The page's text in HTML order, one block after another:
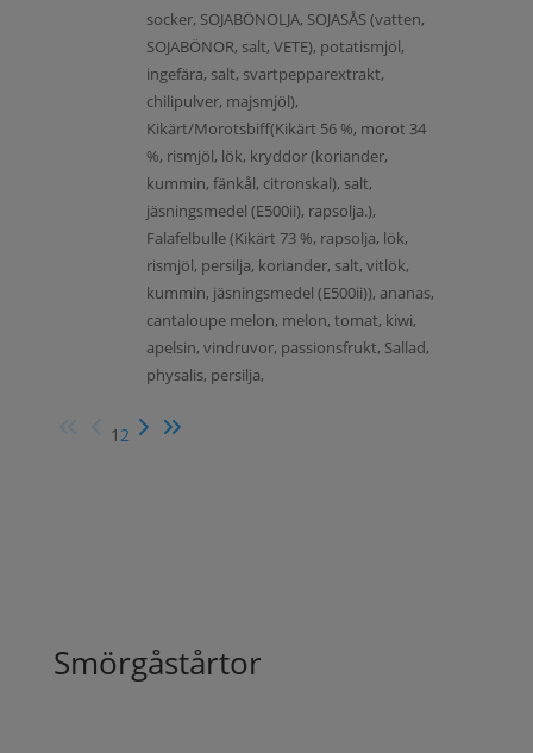
socker, SOJABÖNOLJA, SOJASÅS (vatten,
SOJABÖNOR, salt, VETE), potatismjöl,
ingefära, salt, svartpepparextrakt,
chilipulver, majsmjöl),
Kikärt/Morotsbiff(Kikärt 56 %, morot 34
%, rismjöl, lök, kryddor (koriander,
kummin, fänkål, citronskal), salt,
jäsningsmedel (E500ii), rapsolja.),
Falafelbulle (Kikärt 73 %, rapsolja, lök,
rismjöl, persilja, koriander, salt, vitlök,
kummin, jäsningsmedel (E500ii)), ananas,
cantaloupe melon, melon, tomat, kiwi,
apelsin, vindruvor, passionsfrukt, Sallad,
physalis, persilja,
1 2
Smörgåstårtor